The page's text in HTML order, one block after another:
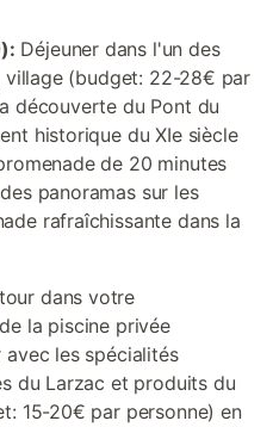
Déjeuner dans l'un des
(budget: 22-28€ par
découverte du Pont du
historique du XIe siècle
de 20 minutes
panoramas sur les
rafraîchissante dans la
dans votre
la piscine privée
les spécialités
du Larzac et produits du
15-20€ par personne) en